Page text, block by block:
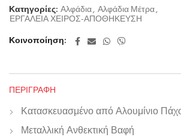
Κατηγορίες: Αλφάδια, Αλφάδια Μέτρα,
ΕΡΓΑΛΕΙΑ ΧΕΙΡΟΣ-ΑΠΟΘΗΚΕΥΣΗ
Κοινοποίηση
ΠΕΡΙΓΡΑΦΉ
Κατασκευασμένο από Αλουμίνιο
Μεταλλική Ανθεκτική Βαφή